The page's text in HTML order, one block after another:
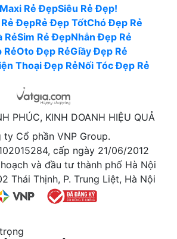
Maxi Rẻ ĐẹpSiêu Rẻ Đẹp!
ĐẹpRẻ Đẹp TốtChó Đẹp Rẻ
RẻSim Rẻ ĐẹpNhẫn Đẹp Rẻ
Thoại Đẹp Rẻ
PHÚC, KINH DOANH HIỆU QUẢ
ty Cổ phần VNP Group.
cấp ngày 21/06/2012
và đầu tư thành phố Hà Nội
Thái Thịnh, P. Trung Liệt, Hà Nội